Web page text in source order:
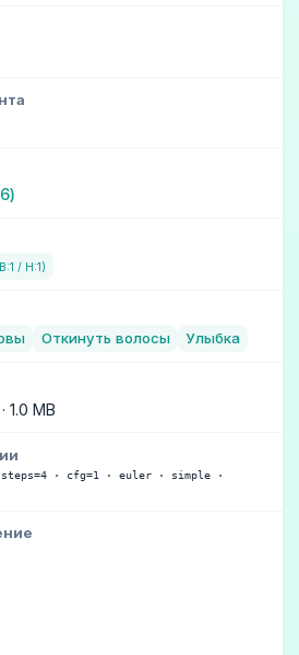
/ Н:1)
Откинуть волосы Улыбка
1.0 MB
· cfg=1 · euler · simple ·